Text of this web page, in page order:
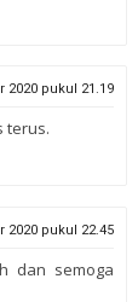
2020 pukul 21.19
terus.
2020 pukul 22.45
dan semoga